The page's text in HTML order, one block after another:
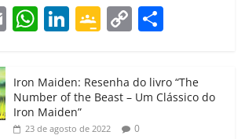
E
m
W
h
s
A
Li
n
e
dI
G
o
gl
e
C
o
y
Li
p
Iron Maiden: Resenha do livro “The
Number of the Beast – Um Clássico do
Iron Maiden”
23 de agosto de 2022 0